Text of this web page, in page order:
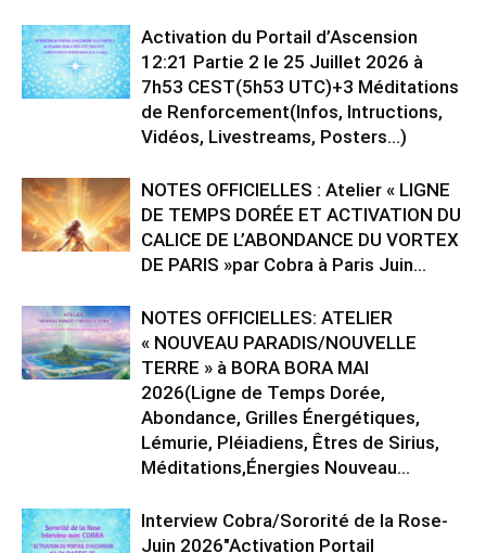
Activation du Portail d’Ascension
12:21 Partie 2 le 25 Juillet 2026 à
7h53 CEST(5h53 UTC)+3 Méditations
de Renforcement(Infos, Intructions,
Vidéos, Livestreams, Posters…)
NOTES OFFICIELLES : Atelier « LIGNE
DE TEMPS DORÉE ET ACTIVATION DU
CALICE DE L’ABONDANCE DU VORTEX
DE PARIS »par Cobra à Paris Juin...
NOTES OFFICIELLES: ATELIER
« NOUVEAU PARADIS/NOUVELLE
TERRE » à BORA BORA MAI
2026(Ligne de Temps Dorée,
Abondance, Grilles Énergétiques,
Lémurie, Pléiadiens, Êtres de Sirius,
Méditations,Énergies Nouveau...
Interview Cobra/Sororité de la Rose-
Juin 2026″Activation Portail